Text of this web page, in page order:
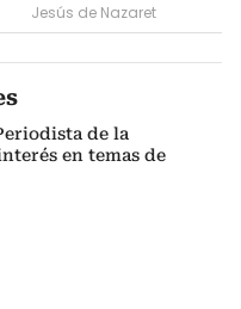
Jesús de Nazaret
de la
en temas de